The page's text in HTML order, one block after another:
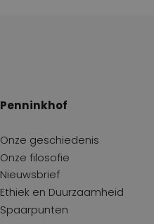
Penninkhof
Onze geschiedenis
Onze filosofie
Nieuwsbrief
Ethiek en Duurzaamheid
Spaarpunten